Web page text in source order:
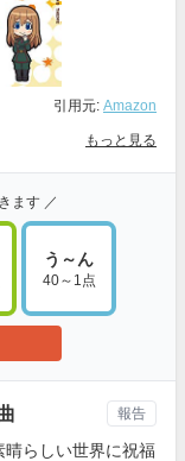
引用元: Amazon
もっと見る
ます ／
う～ん
40～1点
晴らしい世界に祝福
報告